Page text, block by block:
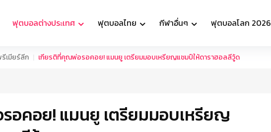
ฟุตบอลต่างประเทศ ฟุตบอลไทย กีฬาอื่นๆ ฟุตบอลโลก 2026
เมียร์ลีก เกียรติที่คุณพ่อรอคอย! แมนยู เตรียมมอบเหรียญแชมป์ให้ดาราฮอลลีวู้ด
อคอย! แมนยู เตรียมมอบเหรียญ